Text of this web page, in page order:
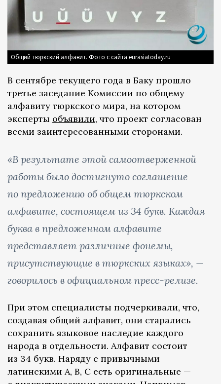
Общий тюркский алфавит. Фото с сайта eurasiatoday.ru
В сентябре текущего года в Баку прошло
третье заседание Комиссии по общему
алфавиту тюркского мира, на котором
эксперты объявили, что проект согласован
всеми заинтересованными сторонами.
«В результате этой самоотверженной
работы было достигнуто соглашение
по предложению об общем тюркском
алфавите, состоящем из 34 букв. Каждая
буква в предложенном алфавите
представляет различные фонемы,
присутствующие в тюркских языках», —
говорилось в официальном пресс-релизе.
При этом специалисты подчеркивали, что,
создавая общий алфавит, они старались
сохранить языковое наследие каждого
народа в отдельности. Алфавит состоит
из 34 букв. Наряду с привычными
латинскими A, B, C есть оригинальные —